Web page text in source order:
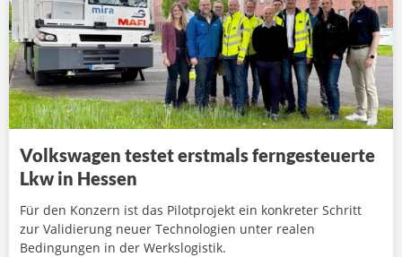
Volkswagen testet erstmals ferngesteuerte
Lkw in Hessen
Für den Konzern ist das Pilotprojekt ein konkreter Schritt
zur Validierung neuer Technologien unter realen
Bedingungen in der Werkslogistik.